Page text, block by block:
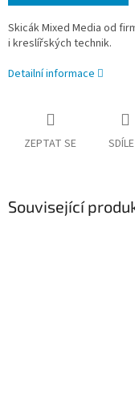
Skicák Mixed Media od
i kreslířských technik.
Detailní informace
ZEPTAT SE
Související